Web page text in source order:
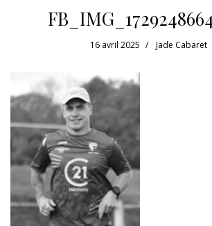
16 avril 2025 Jade Cabaret